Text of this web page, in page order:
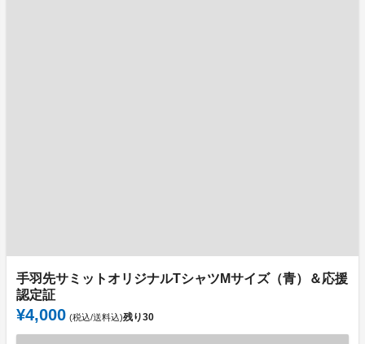
手羽先サミットオリジナルTシャツMサイズ（青）＆応援
認定証
¥4,000 (税込/送料込)残り30